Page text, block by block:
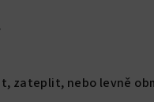
zateplit, nebo levně